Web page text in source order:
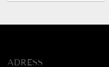
ADRESS